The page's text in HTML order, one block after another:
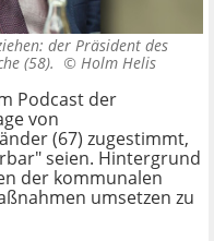
der Präsident des
(58). © Holm Helis
Podcast der
von
(67) zugestimmt,
seien. Hintergrund
der kommunalen
umsetzen zu